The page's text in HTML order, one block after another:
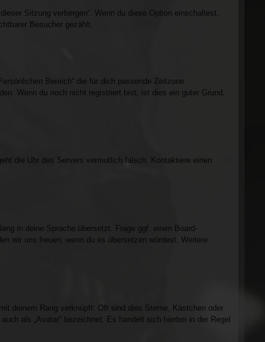
Sitzung verbergen“. Wenn du diese Option einschaltest,
Besucher gezählt.
Bereich“ die für dich passende Zeitzone
Wenn du noch nicht registriert bist, ist dies ein guter Grund,
die Uhr des Servers vermutlich falsch. Kontaktiere einen
in deine Sprache übersetzt. Frage ggf. einen Board-
wir uns freuen, wenn du es übersetzen würdest. Weitere
deinem Rang verknüpft: Oft sind dies Sterne, Kästchen oder
als „Avatar“ bezeichnet. Es handelt sich hierbei in der Regel